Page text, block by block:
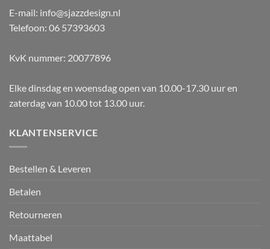
E-mail: info@sjazzdesign.nl
Telefoon: 06 57393603
KvK nummer: 20077896
Elke dinsdag en woensdag open van 10.00-17.30 uur en
zaterdag van 10.00 tot 13.00 uur.
KLANTENSERVICE
Bestellen & Leveren
Betalen
Retourneren
Maattabel